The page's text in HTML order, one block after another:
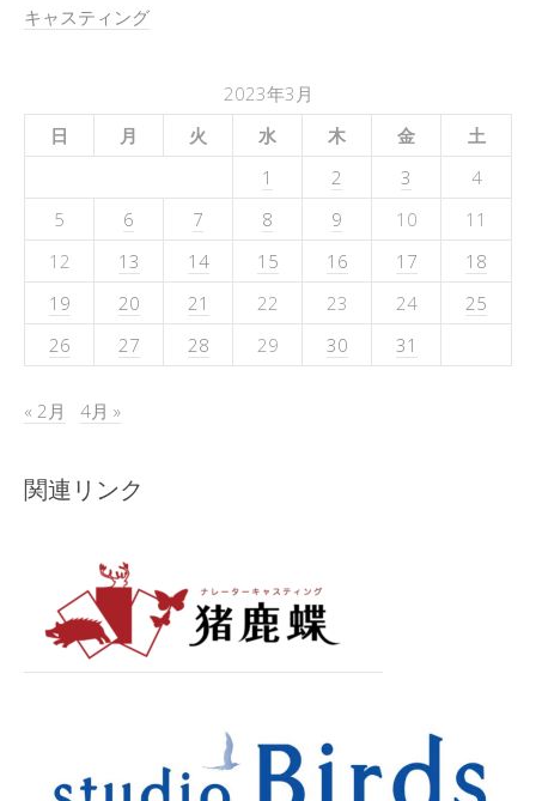
キャスティング
2023年3月
日
月 火 水 木 金
土
1
2 3
4
5
6 7 8 9 10
11
12
13 14 15 16 17
18
19
20 21 22 23 24
25
26
27 28 29 30 31
« 2月 4月 »
関連リンク